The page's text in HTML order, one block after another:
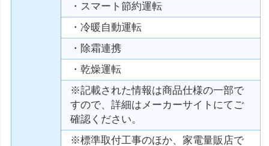
・スマート節約運転
・冷暖自動運転
・除霜連携
・乾燥運転
※記載された情報は商品仕様の一部で
すので、詳細はメーカーサイトにてご
確認ください。
※標準取付工事のほか、家電量販店で